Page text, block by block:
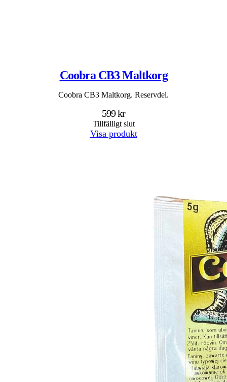
Coobra CB3 Maltkorg
Coobra CB3 Maltkorg. Reservdel.
599 kr
Tillfälligt slut
Visa produkt